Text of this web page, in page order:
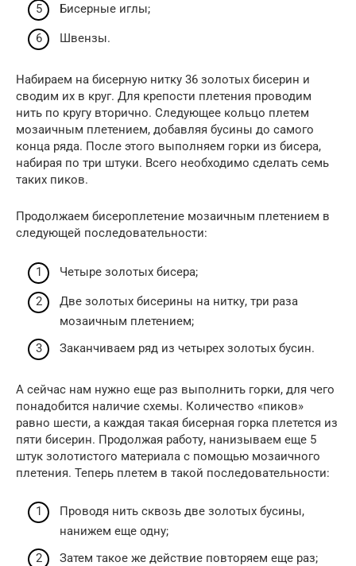
Бисерные иглы;
Швензы.
Набираем на бисерную нитку 36 золотых бисерин и
сводим их в круг. Для крепости плетения проводим
нить по кругу вторично. Следующее кольцо плетем
мозаичным плетением, добавляя бусины до самого
конца ряда. После этого выполняем горки из бисера,
набирая по три штуки. Всего необходимо сделать семь
таких пиков.
Продолжаем бисероплетение мозаичным плетением в
следующей последовательности:
Четыре золотых бисера;
Две золотых бисерины на нитку, три раза
мозаичным плетением;
Заканчиваем ряд из четырех золотых бусин.
А сейчас нам нужно еще раз выполнить горки, для чего
понадобится наличие схемы. Количество «пиков»
равно шести, а каждая такая бисерная горка плетется из
пяти бисерин. Продолжая работу, нанизываем еще 5
штук золотистого материала с помощью мозаичного
плетения. Теперь плетем в такой последовательности:
Проводя нить сквозь две золотых бусины,
нанижем еще одну;
Затем такое же действие повторяем еще раз;